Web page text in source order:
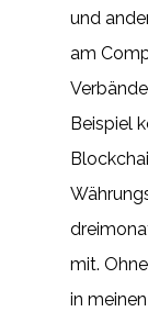
und
am
Beispiel
mit.
in